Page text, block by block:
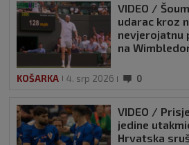
VIDEO /
udarac kroz
nevjerojatnu
na
KOŠARKA 4. srp 2026 0
VIDEO /
jedine
Hrvatska